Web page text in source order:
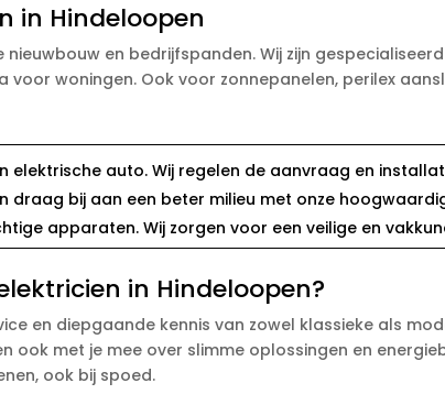
in Hindeloopen
en bedrijfspanden. Wij zijn
woningen. Ook voor zonnepanelen, perilex
auto. Wij regelen de aanvraag en
draag bij aan een beter milieu met onze
apparaten. Wij zorgen voor een veilige en
in Hindeloopen?
en diepgaande kennis van zowel klassieke als
ook met je mee over slimme oplossingen en
ook bij spoed.